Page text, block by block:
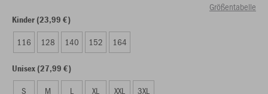
Größentabelle
Kinder (23,99 €)
116 128 140 152 164
Unisex (27,99 €)
S M L XL XXL 3XL